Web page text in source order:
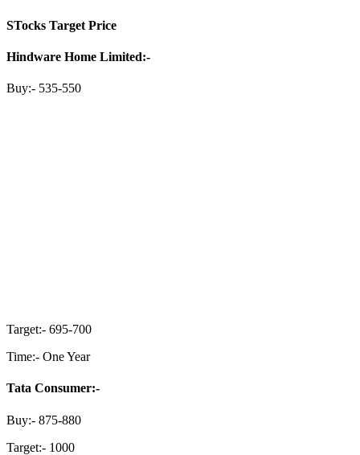
STocks Target Price
Hindware Home Limited:-
Buy:- 535-550
Target:- 695-700
Time:- One Year
Tata Consumer:-
Buy:- 875-880
Target:- 1000